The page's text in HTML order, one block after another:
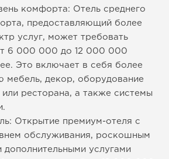
комфорта: Отель среднего
предоставляющий более
услуг, может требовать
6 000 000 до 12 000 000
Это включает в себя более
мебель, декор, оборудование
или ресторана, а также системы
Открытие премиум-отеля с
обслуживания, роскошным
дополнительными услугами